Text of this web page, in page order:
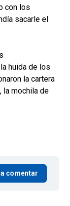
con los
sacarle el
huida de los
la cartera
la mochila de
comentar